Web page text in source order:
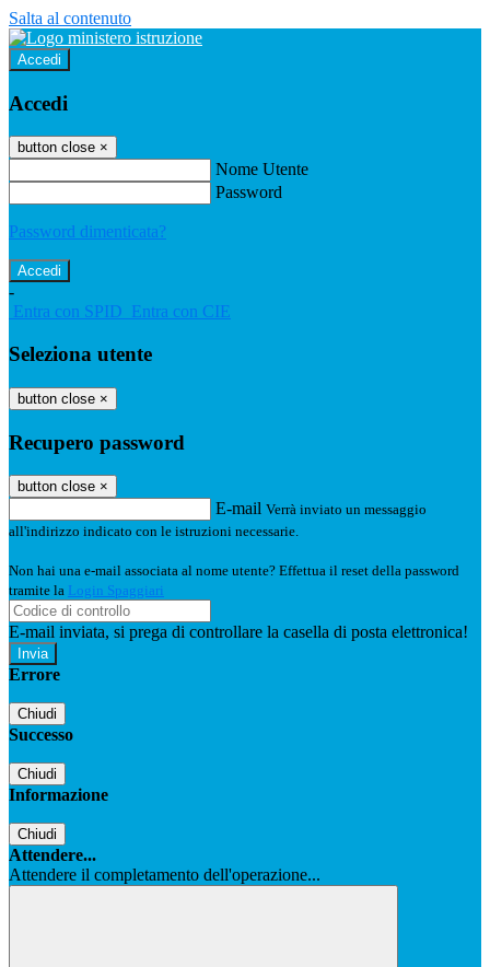
Salta al contenuto
Accedi
Accedi
button close ×
Nome Utente
Password
Password dimenticata?
-
Entra con SPID Entra con CIE
Seleziona utente
button close ×
Recupero password
button close ×
E-mail Verrà inviato un messaggio
all'indirizzo indicato con le istruzioni necessarie.
Non hai una e-mail associata al nome utente? Effettua il reset della password
tramite la Login Spaggiari
E-mail inviata, si prega di controllare la casella di posta elettronica!
Errore
Chiudi
Successo
Chiudi
Informazione
Chiudi
Attendere...
Attendere il completamento dell'operazione...